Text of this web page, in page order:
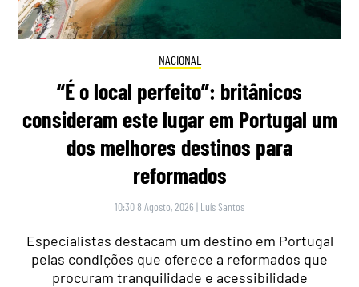
NACIONAL
“É o local perfeito”: britânicos
consideram este lugar em Portugal um
dos melhores destinos para
reformados
10:30 8 Agosto, 2026 | Luís Santos
Especialistas destacam um destino em Portugal
pelas condições que oferece a reformados que
procuram tranquilidade e acessibilidade